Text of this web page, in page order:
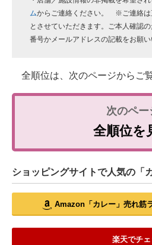
ムからご連絡ください。 ※ご連絡は
とさせていただきます。ご本人確認
番号かメールアドレスの記載をお願い
全順位は、次のページからご
全順位を
ショッピングサイトで人気の「
Amazon「カレー」売れ筋
楽天でチェ